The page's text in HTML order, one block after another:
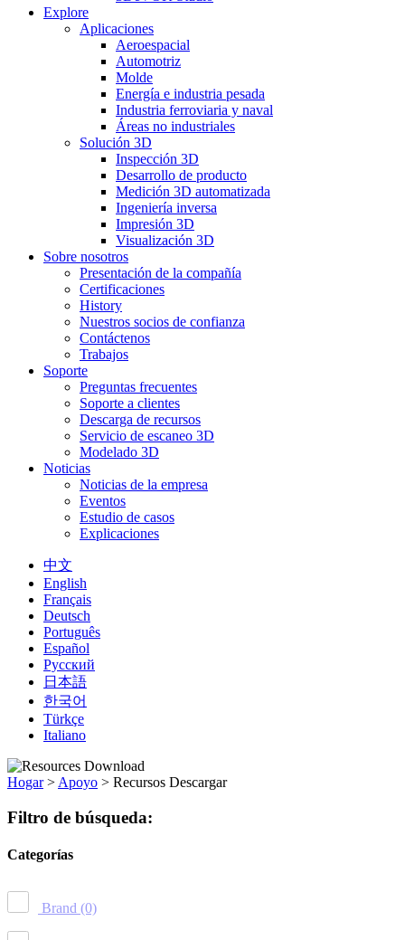
Explore
Aplicaciones
Aeroespacial
Automotriz
Molde
Energía e industria pesada
Industria ferroviaria y naval
Áreas no industriales
Solución 3D
Inspección 3D
Desarrollo de producto
Medición 3D automatizada
Ingeniería inversa
Impresión 3D
Visualización 3D
Sobre nosotros
Presentación de la compañía
Certificaciones
History
Nuestros socios de confianza
Contáctenos
Trabajos
Soporte
Preguntas frecuentes
Soporte a clientes
Descarga de recursos
Servicio de escaneo 3D
Modelado 3D
Noticias
Noticias de la empresa
Eventos
Estudio de casos
Explicaciones
中文
English
Français
Deutsch
Português
Español
Русский
日本語
한국어
Türkçe
Italiano
Hogar > Apoyo > Recursos Descargar
Filtro de búsqueda:
Categorías
Brand (0)